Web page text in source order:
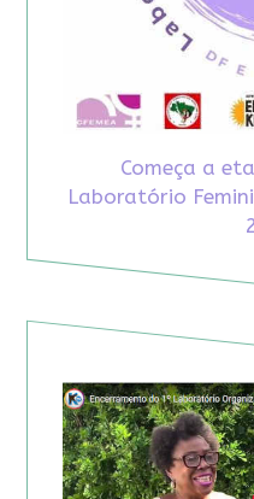
Começa a
Laboratório